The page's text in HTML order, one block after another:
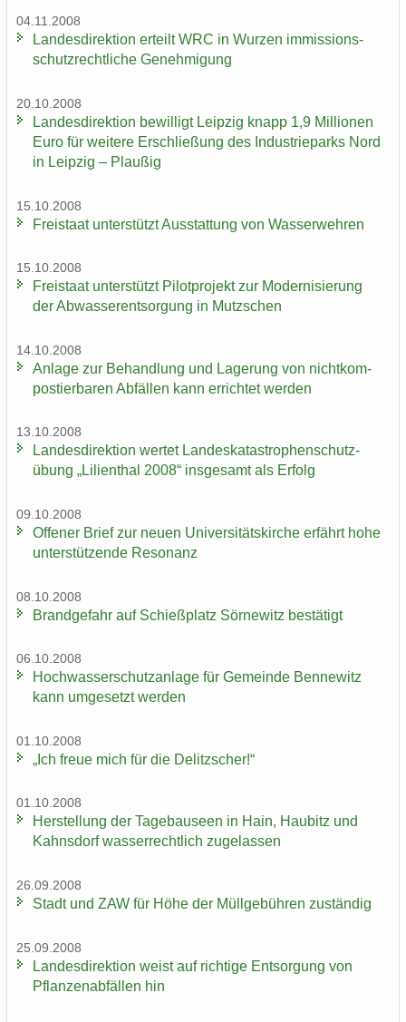
04.11.2008
Lan­des­di­rek­ti­on er­teilt WRC in Wur­zen im­mis­si­ons­
schutz­recht­li­che Ge­neh­mi­gung
20.10.2008
Lan­des­di­rek­ti­on be­wil­ligt Leip­zig knapp 1,9 Mil­lio­nen
Euro für wei­te­re Er­schlie­ßung des In­dus­trie­parks Nord
in Leip­zig – Plau­ßig
15.10.2008
Frei­staat un­ter­stützt Aus­stat­tung von Was­ser­weh­ren
15.10.2008
Frei­staat un­ter­stützt Pi­lot­pro­jekt zur Mo­der­ni­sie­rung
der Ab­was­ser­ent­sor­gung in Mutz­schen
14.10.2008
An­la­ge zur Be­hand­lung und La­ge­rung von nicht­kom­
pos­tier­ba­ren Ab­fäl­len kann er­rich­tet wer­den
13.10.2008
Lan­des­di­rek­ti­on wer­tet Lan­des­ka­ta­stro­phen­schutz­
übung „Li­li­en­thal 2008“ ins­ge­samt als Er­folg
09.10.2008
Of­fe­ner Brief zur neuen Uni­ver­si­täts­kir­che er­fährt hohe
un­ter­stüt­zen­de Re­so­nanz
08.10.2008
Brand­ge­fahr auf Schieß­platz Sör­ne­witz be­stä­tigt
06.10.2008
Hoch­was­ser­schutz­an­la­ge für Ge­mein­de Ben­ne­witz
kann um­ge­setzt wer­den
01.10.2008
„Ich freue mich für die De­litz­scher!“
01.10.2008
Her­stel­lung der Ta­ge­bau­se­en in Hain, Hau­bitz und
Kahns­dorf was­ser­recht­lich zu­ge­las­sen
26.09.2008
Stadt und ZAW für Höhe der Müll­ge­büh­ren zu­stän­dig
25.09.2008
Lan­des­di­rek­ti­on weist auf rich­ti­ge Ent­sor­gung von
Pflan­zen­ab­fäl­len hin